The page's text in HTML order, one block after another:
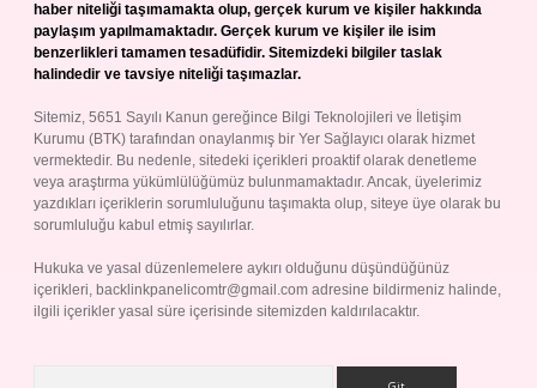
haber niteliği taşımamakta olup, gerçek kurum ve kişiler hakkında
paylaşım yapılmamaktadır. Gerçek kurum ve kişiler ile isim
benzerlikleri tamamen tesadüfidir. Sitemizdeki bilgiler taslak
halindedir ve tavsiye niteliği taşımazlar.
Sitemiz, 5651 Sayılı Kanun gereğince Bilgi Teknolojileri ve İletişim
Kurumu (BTK) tarafından onaylanmış bir Yer Sağlayıcı olarak hizmet
vermektedir. Bu nedenle, sitedeki içerikleri proaktif olarak denetleme
veya araştırma yükümlülüğümüz bulunmamaktadır. Ancak, üyelerimiz
yazdıkları içeriklerin sorumluluğunu taşımakta olup, siteye üye olarak bu
sorumluluğu kabul etmiş sayılırlar.
Hukuka ve yasal düzenlemelere aykırı olduğunu düşündüğünüz
içerikleri, backlinkpanelicomtr@gmail.com adresine bildirmeniz halinde,
ilgili içerikler yasal süre içerisinde sitemizden kaldırılacaktır.